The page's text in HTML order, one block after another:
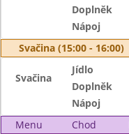
Doplněk
Nápoj
Svačina (15:00 - 16:00)
Svačina
Jídlo
Doplněk
Nápoj
Menu
Chod